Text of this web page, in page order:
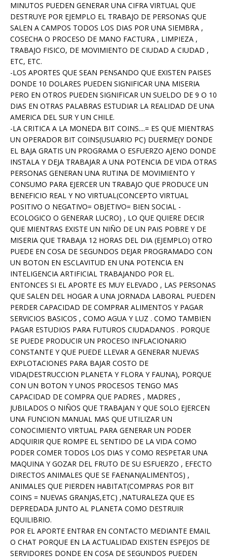
MINUTOS PUEDEN GENERAR UNA CIFRA VIRTUAL QUE
DESTRUYE POR EJEMPLO EL TRABAJO DE PERSONAS QUE
SALEN A CAMPOS TODOS LOS DIAS POR UNA SIEMBRA ,
COSECHA O PROCESO DE MANO FACTURA , LIMPIEZA ,
TRABAJO FISICO, DE MOVIMIENTO DE CIUDAD A CIUDAD ,
ETC, ETC.
-LOS APORTES QUE SEAN PENSANDO QUE EXISTEN PAISES
DONDE 10 DOLARES PUEDEN SIGNIFICAR UNA MISERIA
PERO EN OTROS PUEDEN SIGNIFICAR UN SUELDO DE 9 O 10
DIAS EN OTRAS PALABRAS ESTUDIAR LA REALIDAD DE UNA
AMERICA DEL SUR Y UN CHILE.
-LA CRITICA A LA MONEDA BIT COINS....= ES QUE MIENTRAS
UN OPERADOR BIT COINS(USUARIO PC) DUERME(Y DONDE
EL BAJA GRATIS UN PROGRAMA O ESFUERZO AJENO DONDE
INSTALA Y DEJA TRABAJAR A UNA POTENCIA DE VIDA OTRAS
PERSONAS GENERAN UNA RUTINA DE MOVIMIENTO Y
CONSUMO PARA EJERCER UN TRABAJO QUE PRODUCE UN
BENEFICIO REAL Y NO VIRTUAL(CONCEPTO VIRTUAL
POSITIVO O NEGATIVO= OBJETIVO= BIEN SOCIAL -
ECOLOGICO O GENERAR LUCRO) , LO QUE QUIERE DECIR
QUE MIENTRAS EXISTE UN NIÑO DE UN PAIS POBRE Y DE
MISERIA QUE TRABAJA 12 HORAS DEL DIA (EJEMPLO) OTRO
PUEDE EN COSA DE SEGUNDOS DEJAR PROGRAMADO CON
UN BOTON EN ESCLAVITUD EN UNA POTENCIA EN
INTELIGENCIA ARTIFICIAL TRABAJANDO POR EL.
ENTONCES SI EL APORTE ES MUY ELEVADO , LAS PERSONAS
QUE SALEN DEL HOGAR A UNA JORNADA LABORAL PUEDEN
PERDER CAPACIDAD DE COMPRAR ALIMENTOS Y PAGAR
SERVICIOS BASICOS , COMO AGUA Y LUZ . COMO TAMBIEN
PAGAR ESTUDIOS PARA FUTUROS CIUDADANOS . PORQUE
SE PUEDE PRODUCIR UN PROCESO INFLACIONARIO
CONSTANTE Y QUE PUEDE LLEVAR A GENERAR NUEVAS
EXPLOTACIONES PARA BAJAR COSTO DE
VIDA(DESTRUCCION PLANETA Y FLORA Y FAUNA), PORQUE
CON UN BOTON Y UNOS PROCESOS TENGO MAS
CAPACIDAD DE COMPRA QUE PADRES , MADRES ,
JUBILADOS O NIÑOS QUE TRABAJAN Y QUE SOLO EJERCEN
UNA FUNCION MANUAL MAS QUE UTILIZAR UN
CONOCIMIENTO VIRTUAL PARA GENERAR UN PODER
ADQUIRIR QUE ROMPE EL SENTIDO DE LA VIDA COMO
PODER COMER TODOS LOS DIAS Y COMO RESPETAR UNA
MAQUINA Y GOZAR DEL FRUTO DE SU ESFUERZO , EFECTO
DIRECTOS ANIMALES QUE SE FAENAN(ALIMENTOS) ,
ANIMALES QUE PIERDEN HABITAT(COMPRAS POR BIT
COINS = NUEVAS GRANJAS,ETC) ,NATURALEZA QUE ES
DEPREDADA JUNTO AL PLANETA COMO DESTRUIR
EQUILIBRIO.
POR EL APORTE ENTRAR EN CONTACTO MEDIANTE EMAIL
O CHAT PORQUE EN LA ACTUALIDAD EXISTEN ESPEJOS DE
SERVIDORES DONDE EN COSA DE SEGUNDOS PUEDEN